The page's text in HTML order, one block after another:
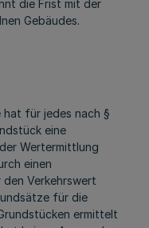
die Frist mit der
Gebäudes.
für jedes nach §
eine
Wertermittlung
einen
Verkehrswert
für die
ermittelt